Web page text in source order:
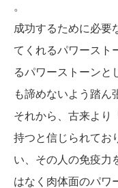
。
成功するために必要
てくれるパワースト
るパワーストーンと
も諦めないよう踏ん
それから、古来より
持つと信じられてお
い、その人の免疫力
はなく肉体面のパワ